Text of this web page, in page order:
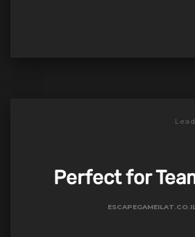
Perfect for
ESCAPEGAMEILAT.CO.IL